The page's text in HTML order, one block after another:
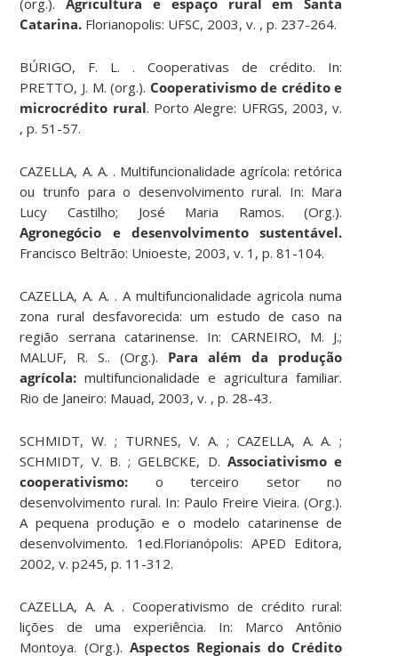
Catarina. Florianopolis: UFSC, 2003, v. , p. 237-264.
BÚRIGO, F. L. . Cooperativas de crédito. In:
PRETTO, J. M. (org.). Cooperativismo de crédito e
microcrédito rural. Porto Alegre: UFRGS, 2003, v.
, p. 51-57.
CAZELLA, A. A. . Multifuncionalidade agrícola: retórica
ou trunfo para o desenvolvimento rural. In: Mara
Lucy Castilho; José Maria Ramos. (Org.).
Agronegócio e desenvolvimento sustentável.
Francisco Beltrão: Unioeste, 2003, v. 1, p. 81-104.
CAZELLA, A. A. . A multifuncionalidade agricola numa
zona rural desfavorecida: um estudo de caso na
região serrana catarinense. In: CARNEIRO, M. J.;
MALUF, R. S.. (Org.). Para além da produção
agrícola: multifuncionalidade e agricultura familiar.
Rio de Janeiro: Mauad, 2003, v. , p. 28-43.
SCHMIDT, W. ; TURNES, V. A. ; CAZELLA, A. A. ;
SCHMIDT, V. B. ; GELBCKE, D.Associativismo e
cooperativismo: o terceiro setor no
desenvolvimento rural. In: Paulo Freire Vieira. (Org.).
A pequena produção e o modelo catarinense de
desenvolvimento. 1ed.Florianópolis: APED Editora,
2002, v. p245, p. 11-312.
CAZELLA, A. A. . Cooperativismo de crédito rural:
lições de uma experiência. In: Marco Antônio
Montoya. (Org.). Aspectos Regionais do Crédito